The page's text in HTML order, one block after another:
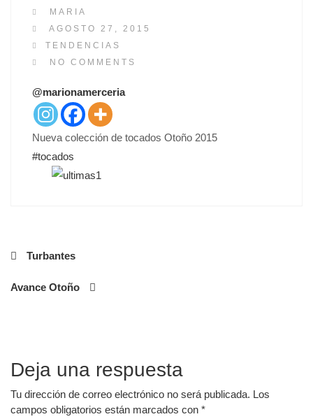
MARIA
P
O
S
E
D
O
AGOSTO 27, 2015
TENDENCIAS
NO COMMENTS
@marionamerceria
Nueva colección de tocados Otoño 2015
‪#‎tocados‬
Navegación
de
Turbantes
Avance Otoño
Deja una respuesta
Tu dirección de correo electrónico no será publicada. Los
campos obligatorios están marcados con *